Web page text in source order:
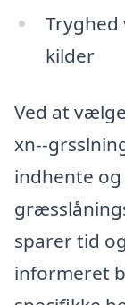
Tryghed
kilder
Ved at
xn--
indhente
sparer tid
informeret